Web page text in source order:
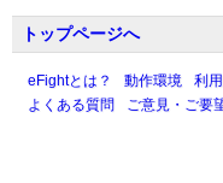
トップページへ
eFightとは？ 動作環境 利
よくある質問
ご意見・ご要